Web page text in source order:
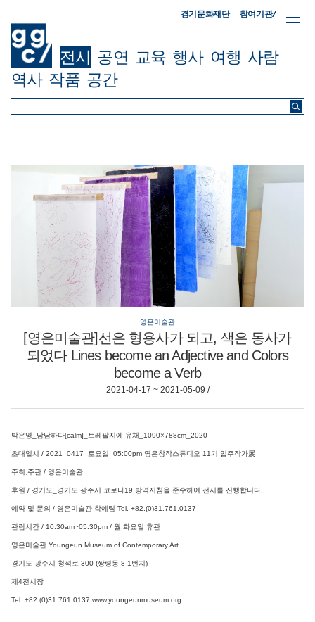
경기문화재단 참여기관/
전시 공연 교육 행사 여행 사람
역사 작품 공간
ggc/
영은미술관
[영은미술관]선은 형용사가 되고, 색은 동사가
되었다 Lines become an Adjective and Colors
become a Verb
2021-04-17 ~ 2021-05-09 /
박은영_담담하다[calm]_트레팔지에 유채_1090×788cm_2020
초대일시 / 2021_0417_토요일_05:00pm 영은창작스튜디오 11기 입주작가展
주최,주관 / 영은미술관
후원 / 경기도_경기도 광주시 코로나19 방역지침을 준수하여 전시를 진행합니다.
예약 및 문의 / 영은미술관 학예팀 Tel. +82.(0)31.761.0137
관람시간 / 10:30am~05:30pm / 월,화요일 휴관
영은미술관 Youngeun Museum of Contemporary Art
경기도 광주시 청석로 300 (쌍령동 8-1번지)
제4전시장
Tel. +82.(0)31.761.0137 www.youngeunmuseum.org